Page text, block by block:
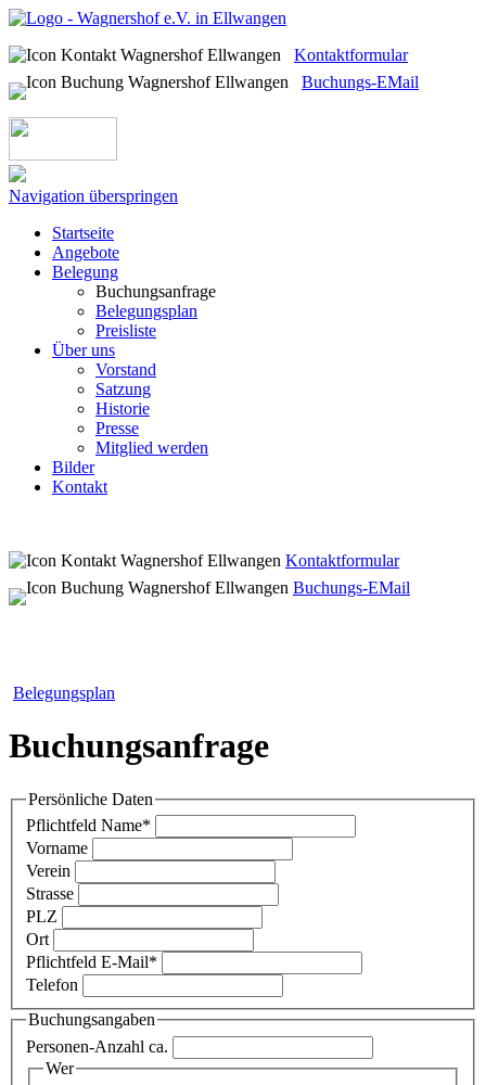
Kontaktformular
Buchungs-EMail
Navigation überspringen
Startseite
Angebote
Belegung
Buchungsanfrage
Belegungsplan
Preisliste
Über uns
Vorstand
Satzung
Historie
Presse
Mitglied werden
Bilder
Kontakt
Kontaktformular
Buchungs-EMail
Belegungsplan
Buchungsanfrage
Persönliche Daten
Pflichtfeld Name*
Vorname
Verein
Strasse
PLZ
Ort
Pflichtfeld E-Mail*
Telefon
Buchungsangaben
Personen-Anzahl ca.
Wer